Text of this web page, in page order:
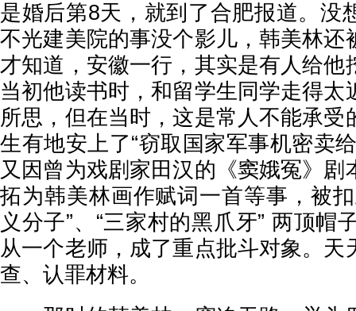
是婚后第8天，就到了合肥报道。没
不光建美院的事没个影儿，韩美林还
才知道，安徽一行，其实是有人给他
当初他读书时，和留学生同学走得太
所思，但在当时，这是常人不能承受
生有地安上了“窃取国家军事机密卖
又因曾为戏剧家田汉的《窦娥冤》剧
拓为韩美林画作赋词一首等事，被
义分子”、“三家村的黑爪牙” 两顶帽
从一个老师，成了重点批斗对象。天
查、认罪材料。